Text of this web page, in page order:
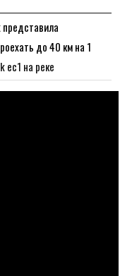
представила
до 40 км на 1
ec1 на реке